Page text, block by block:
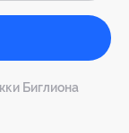
Биглиона